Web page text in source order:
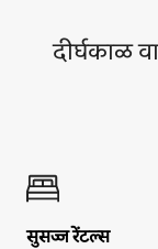
दीर्घकाळ
सुसज्ज रेंटल्स